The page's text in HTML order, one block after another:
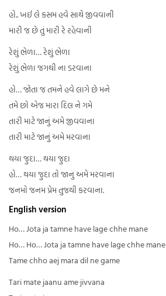
હો.. ખઈ લે કસમ હવે સાથે જીવવાની
મારી જ છે તું મારી રે રહેવાની
રેશું ભેળા… રેશું ભેળા
રેશું ભેળા જગથી ના ડરવાના
હો… જોતા જ તમને હવે લાગે છે મને
તમે છો એજ મારા દિલ ને ગમે
તારી માટે જાનું અમે જીવવાના
તારી માટે જાનું અમે મરવાના
થયા જુદા… થયા જુદા
હો… થયા જુદા તો જાનુ અમે મરવાના
જનમો જનમ પ્રેમ તુજથી કરવાના.
English version
Ho… Jota ja tamne have lage chhe mane
Ho… Ho… Jota ja tamne have lage chhe mane
Tame chho aej mara dil ne game
Tari mate jaanu ame jivvana